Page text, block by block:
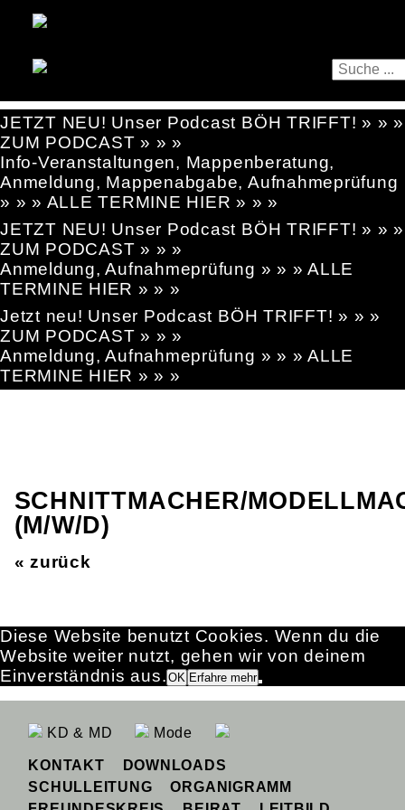
JETZT NEU! Unser Podcast BÖH TRIFFT! » » »
ZUM PODCAST » » »
Info-Veranstaltungen, Mappenberatung,
Anmeldung, Mappenabgabe, Aufnahmeprüfung
» » » ALLE TERMINE HIER » » »
JETZT NEU! Unser Podcast BÖH TRIFFT! » » »
ZUM PODCAST » » »
Anmeldung, Aufnahmeprüfung » » » ALLE
TERMINE HIER » » »
Jetzt neu! Unser Podcast BÖH TRIFFT! » » »
ZUM PODCAST » » »
Anmeldung, Aufnahmeprüfung » » » ALLE
TERMINE HIER » » »
SCHNITTMACHER/
(M/W/D)
« zurück
KD & MD Mode
KONTAKT
DOWNLOADS
SCHULLEITUNG
ORGANIGRAMM
Diese Website benutzt Cookies. Wenn du die
Website weiter nutzt, gehen wir von deinem
Einverständnis aus.OK Erfahre mehr